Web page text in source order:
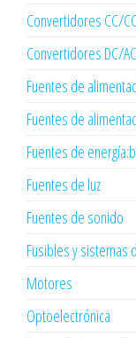
Convertidores CC/
Convertidores DC/AC
Fuentes de
Fuentes de
Fuentes de
Fuentes de luz
Fuentes de sonido
Fusibles y sistemas
Motores
Optoelectrónica